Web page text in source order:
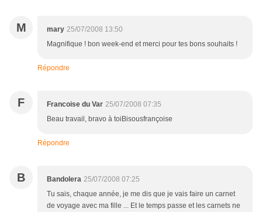
M mary 25/07/2008 13:50
Magnifique ! bon week-end et merci pour tes bons souhaits !
Répondre
F Francoise du Var 25/07/2008 07:35
Beau travail, bravo à toiBisousfrançoise
Répondre
B Bandolera 25/07/2008 07:25
Tu sais, chaque année, je me dis que je vais faire un carnet
de voyage avec ma fille ... Et le temps passe et les carnets ne